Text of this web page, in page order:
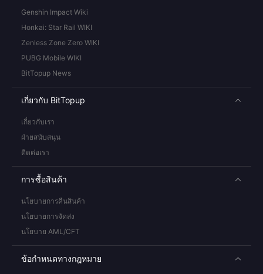
Genshin Impact Wiki
Honkai: Star Rail WIKI
Zenless Zone Zero WIKI
PUBG Mobile WIKI
BitTopup News
เกี่ยวกับ BitTopup
เกี่ยวกับเรา
ฝ่ายสนับสนุน
ติดต่อเรา
การซื้อสินค้า
นโยบายการคืนสินค้า
นโยบายการจัดส่ง
นโยบาย AML/CFT
ข้อกำหนดทางกฎหมาย